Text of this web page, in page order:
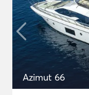
Azimut 66